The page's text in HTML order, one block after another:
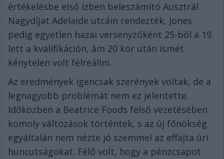
értékelésbe első ízben beleszámító Ausztrál
Nagydíjat Adelaide utcáin rendezték, Jones
pedig egyetlen hazai versenyzőként 25-ből a 19.
lett a kvalifikáción, ám 20 kör után ismét
kénytelen volt félreállni.
Az eredmények igencsak szerények voltak, de a
legnagyobb problémát nem ez jelentette.
Időközben a Beatrice Foods felső vezetésében
komoly változások történtek, s az új főnökség
egyáltalán nem nézte jó szemmel az effajta úri
huncutságokat. Félő volt, hogy a pénzcsapot